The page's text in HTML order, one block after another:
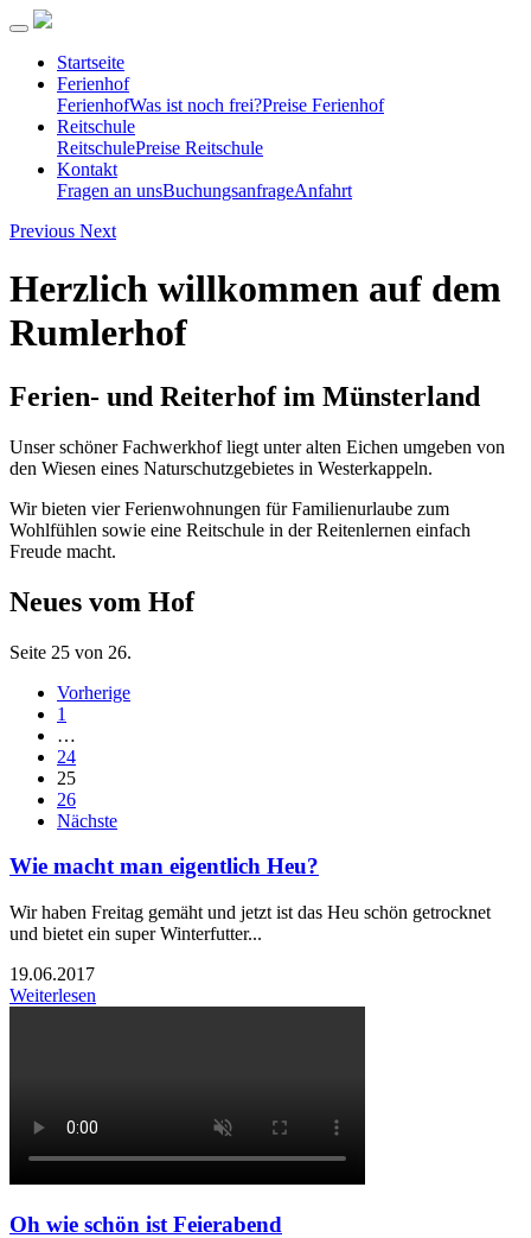
Startseite
Ferienhof
FerienhofWas ist noch frei?Preise Ferienhof
Reitschule
ReitschulePreise Reitschule
Kontakt
Fragen an unsBuchungsanfrageAnfahrt
Previous Next
Herzlich willkommen auf dem
Rumlerhof
Ferien- und Reiterhof im Münsterland
Unser schöner Fachwerkhof liegt unter alten Eichen umgeben von
den Wiesen eines Naturschutzgebietes in Westerkappeln.
Wir bieten vier Ferienwohnungen für Familienurlaube zum
Wohlfühlen sowie eine Reitschule in der Reitenlernen einfach
Freude macht.
Neues vom Hof
Seite 25 von 26.
Vorherige
1
…
24
25
26
Nächste
Wie macht man eigentlich Heu?
Wir haben Freitag gemäht und jetzt ist das Heu schön getrocknet
und bietet ein super Winterfutter...
19.06.2017
Weiterlesen
Oh wie schön ist Feierabend